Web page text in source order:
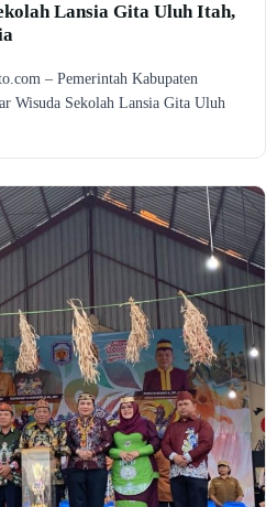
Lansia Gita Uluh Itah,
– Pemerintah Kabupaten
Wisuda Sekolah Lansia Gita Uluh